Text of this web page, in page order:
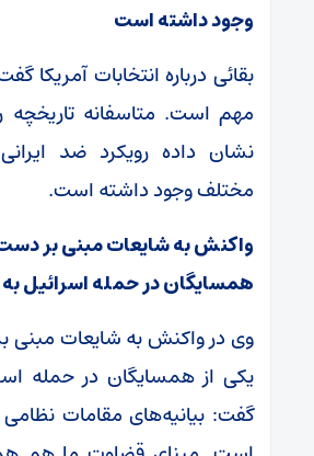
وجود داشته است
بقائی درباره انتخابات آمریکا
مهم است. متاسفانه تاریخچه
نشان داده رویکرد ضد
مختلف وجود داشته است.
واکنش به شایعات مبنی بر
همسایگان در حمله اسرائیل به
وی در واکنش به شایعات
یکی از همسایگان در حمله
گفت: بیانیه‌های مقامات